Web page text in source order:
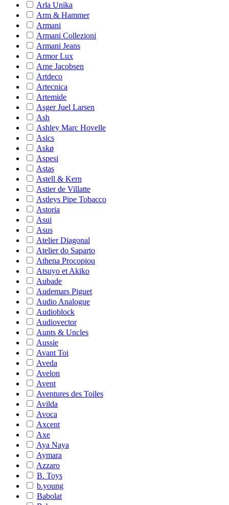
Arla Unika
Arm & Hammer
Armani
Armani Collezioni
Armani Jeans
Armor Lux
Arne Jacobsen
Artdeco
Artecnica
Artemide
Asger Juel Larsen
Ash
Ashley Marc Hovelle
Asics
Askø
Aspesi
Astas
Astell & Kern
Astier de Villatte
Astleys Pipe Tobacco
Astoria
Asui
Asus
Atelier Diagonal
Atelier do Saparto
Athena Procopiou
Atsuyo et Akiko
Aubade
Audemars Piguet
Audio Analogue
Audioblock
Audiovector
Aunts & Uncles
Aussie
Avant Toi
Aveda
Avelon
Avent
Aventures des Toiles
Avilda
Avoca
Axcent
Axe
Aya Naya
Aymara
Azzaro
B. Toys
b.young
Babolat